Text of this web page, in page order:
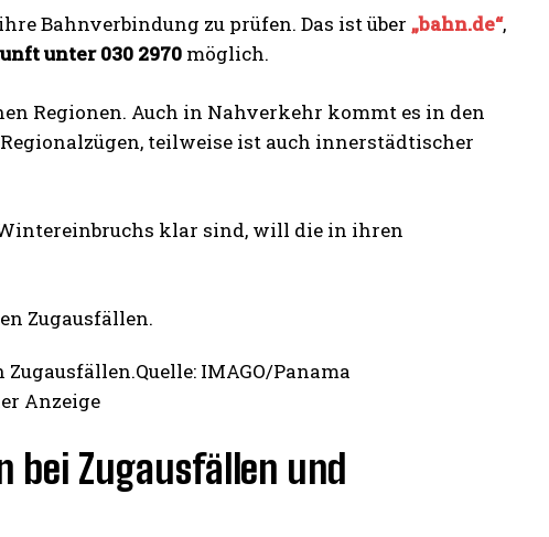
Bahnverbindung zu prüfen. Das ist über „bahn.de“,
unter 030 2970 möglich.
Regionen. Auch in Nahverkehr kommt es in den
teilweise ist auch innerstädtischer
klar sind, will die in ihren
IMAGO/Panama
Anzeige
bei Zugausfällen und